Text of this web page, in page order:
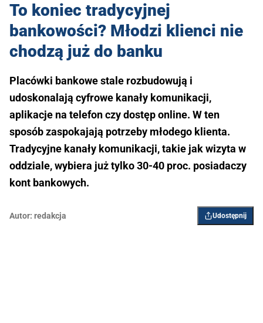
To koniec tradycyjnej
bankowości? Młodzi klienci nie
chodzą już do banku
Placówki bankowe stale rozbudowują i
udoskonalają cyfrowe kanały komunikacji,
aplikacje na telefon czy dostęp online. W ten
sposób zaspokajają potrzeby młodego klienta.
Tradycyjne kanały komunikacji, takie jak wizyta w
oddziale, wybiera już tylko 30-40 proc. posiadaczy
kont bankowych.
Autor: redakcja Udostępnij